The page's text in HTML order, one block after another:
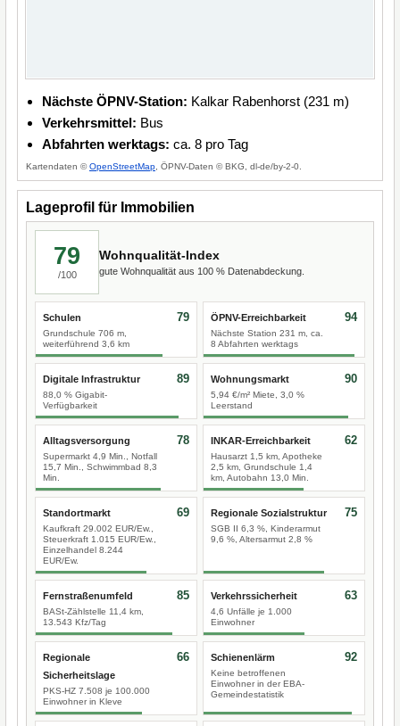
Nächste ÖPNV-Station: Kalkar Rabenhorst (231 m)
Verkehrsmittel: Bus
Abfahrten werktags: ca. 8 pro Tag
Kartendaten ©OpenStreetMap , ÖPNV-Daten © BKG, dl-de/by-2-0.
Lageprofil für Immobilien
79
/100
Wohnqualität-Index
gute Wohnqualität aus 100 % Datenabdeckung.
Schulen
Grundschule 706 m,
weiterführend 3,6 km
79 ÖPNV-Erreichbarkeit
Nächste Station 231 m, ca.
8 Abfahrten werktags
94
Digitale Infrastruktur
88,0 % Gigabit-
Verfügbarkeit
89 Wohnungsmarkt
5,94 €/m² Miete, 3,0 %
Leerstand
90
Alltagsversorgung
Supermarkt 4,9 Min., Notfall
15,7 Min., Schwimmbad 8,3
Min.
78 INKAR-Erreichbarkeit
Hausarzt 1,5 km, Apotheke
2,5 km, Grundschule 1,4
km, Autobahn 13,0 Min.
62
Standortmarkt
Kaufkraft 29.002 EUR/Ew.,
Steuerkraft 1.015 EUR/Ew.,
Einzelhandel 8.244
EUR/Ew.
69 Regionale Sozialstruktur
SGB II 6,3 %, Kinderarmut
9,6 %, Altersarmut 2,8 %
75
Fernstraßenumfeld
BASt-Zählstelle 11,4 km,
13.543 Kfz/Tag
85 Verkehrssicherheit
4,6 Unfälle je 1.000
Einwohner
63
Regionale
Sicherheitslage
PKS-HZ 7.508 je 100.000
Einwohner in Kleve
66 Schienenlärm
Keine betroffenen
Einwohner in der EBA-
Gemeindestatistik
92